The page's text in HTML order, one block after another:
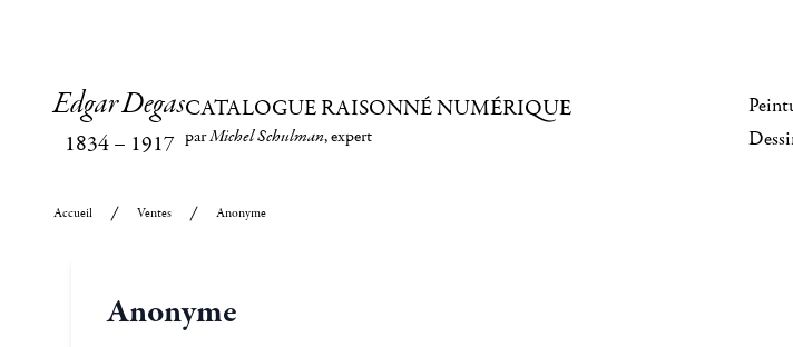
Edgar Degas
1834– 1917
CATALOGUE RAISONNÉ NUMÉRIQUE
parMichel Schulman, expert
Accueil Ventes Anonyme
Anonyme